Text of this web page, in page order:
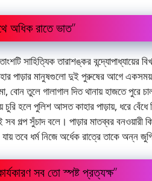
অধিক রাতে ভাত”
সাহিত্যিক তারাশঙ্কর
পাড়ার মানুষগুলাে দুই পুরুষের আগে
বােন তুলে গালাগাল দিত থানায় হাজতে
হলে পুলিশ আসত কাহার পাড়ায়, ধরে বেঁধে
গল্প সুঁচাদ বলে। পাড়ার মাতব্বর বনওয়ারী
যায় তবে ধর্ম নিজে অর্ধেক রাত্রে তাকে অন্ন
সব তাে স্পষ্ট প্রত্যক্ষ”